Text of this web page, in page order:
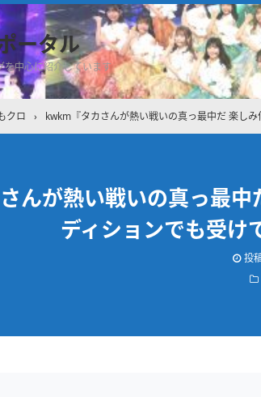
ータル
を中心に紹介しています
クロ › kwkm『タカさんが熱い戦いの真っ最中だ 楽し
んが熱い戦いの真っ最中
ディションでも受け
投